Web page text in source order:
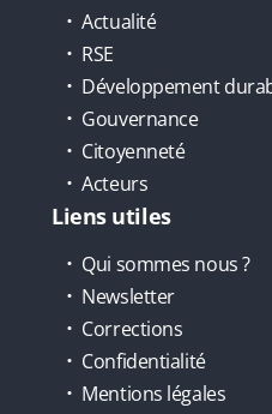
Actualité
RSE
Développement
Gouvernance
Citoyenneté
Acteurs
Liens utiles
Qui sommes nous ?
Newsletter
Corrections
Confidentialité
Mentions légales